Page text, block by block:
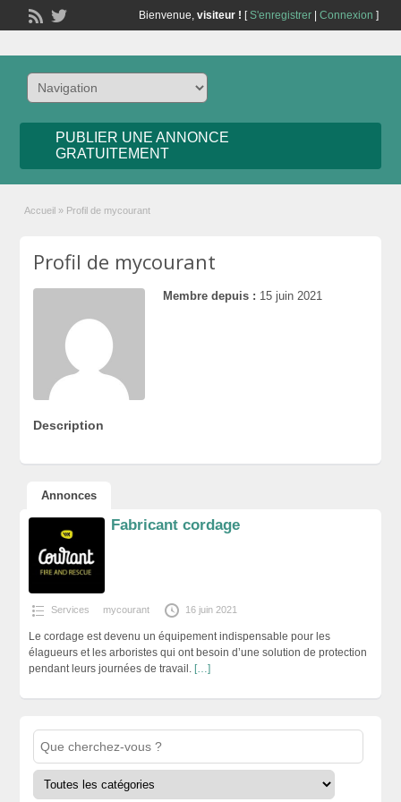
Bienvenue, visiteur ! [S'enregistrer| Connexion ]
PUBLIER UNE ANNONCE
GRATUITEMENT
Accueil » Profil de mycourant
Profil de mycourant
Membre depuis : 15 juin 2021
Description
Annonces
Fabricant cordage
Services mycourant 16 juin 2021
Le cordage est devenu un équipement indispensable pour les
élagueurs et les arboristes qui ont besoin d’une solution de protection
pendant leurs journées de travail. […]